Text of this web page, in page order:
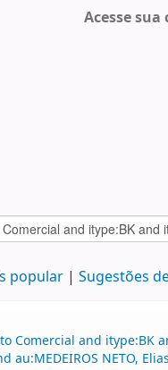
Acesse sua
popular Sugestões
Comercial and itype:BK
NETO,